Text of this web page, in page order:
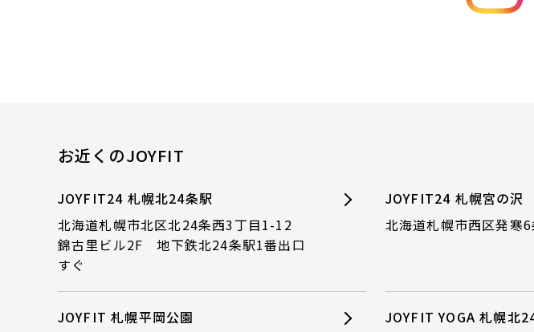
お近くのJOYFIT
JOYFIT24 札幌北24条駅
北海道札幌市北区北24条西3丁目1-12
錦古里ビル2F 地下鉄北24条駅1番出口
すぐ
JOYFIT24 札幌宮の沢
北海道札幌市西区発寒
JOYFIT 札幌平岡公園
JOYFIT YOGA 札幌北